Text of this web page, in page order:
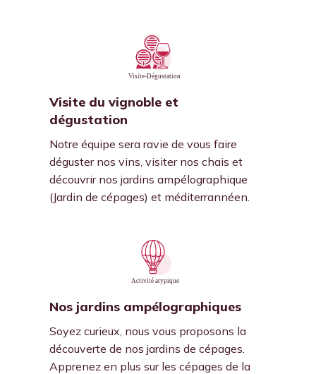
Visite du vignoble et
dégustation
Notre équipe sera ravie de vous faire
déguster nos vins, visiter nos chais et
découvrir nos jardins ampélographique
(Jardin de cépages) et méditerrannéen.
Nos jardins ampélographiques
Soyez curieux, nous vous proposons la
découverte de nos jardins de cépages.
Apprenez en plus sur les cépages de la